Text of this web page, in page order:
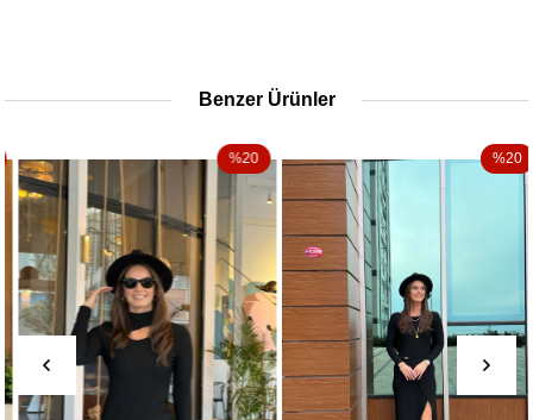
Benzer Ürünler
%20 %20